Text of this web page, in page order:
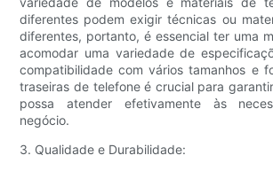
diferentes podem exigir técnicas ou
diferentes, portanto, é essencial ter uma
acomodar uma variedade de
compatibilidade com vários tamanhos e
traseiras de telefone é crucial para
possa atender efetivamente às
negócio.
3. Qualidade e Durabilidade: